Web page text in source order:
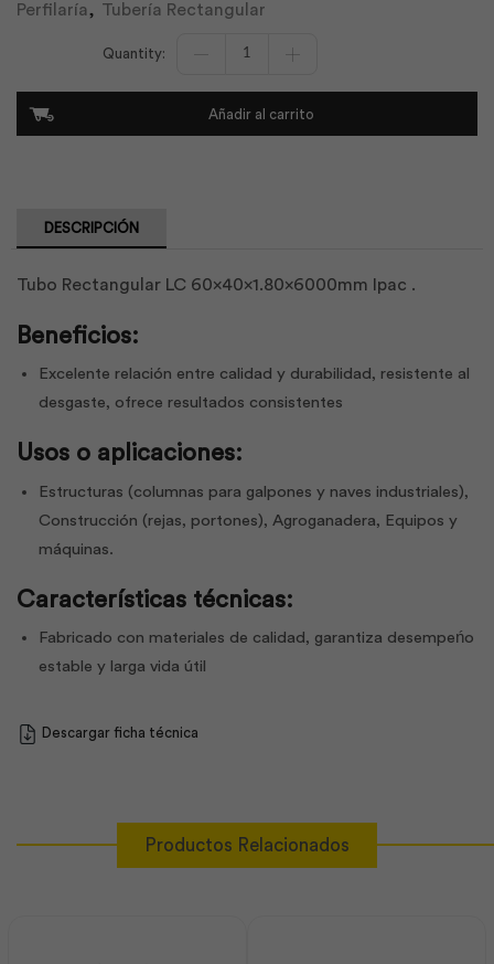
Perfilaría, Tubería Rectangular
150x100x2.00
Añadir al carrito
DESCRIPCIÓN
Tubo Rectangular LC 60x40x1.80x6000mm Ipac .
Beneficios:
Excelente relación entre calidad y durabilidad, resistente al
desgaste, ofrece resultados consistentes
Usos o aplicaciones:
Estructuras (columnas para galpones y naves industriales),
Construcción (rejas, portones), Agroganadera, Equipos y
máquinas.
Características técnicas:
Fabricado con materiales de calidad, garantiza desempeńo
estable y larga vida útil
Descargar ficha técnica
Productos Relacionados